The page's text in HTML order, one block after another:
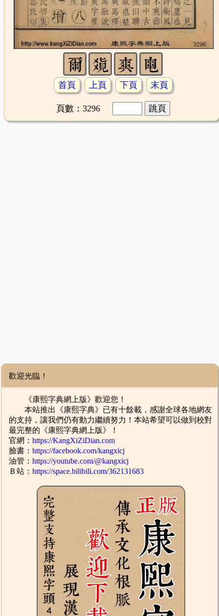
首頁 上頁 下頁 末頁
頁數：3296
歡迎光臨！
《康熙字典網上版》歡迎您！
本站推出《康熙字典》已有十餘載，感謝全球各地網友
的支持，讓我們仍有動力繼續努力！本站希望可以做到校對
最完整的《康熙字典網上版》！
官網：https://KangXiZiDian.com
臉書：https://facebook.com/kangxicj
油管：https://youtube.com/@kangxicj
Ｂ站：https://space.bilibili.com/362131683